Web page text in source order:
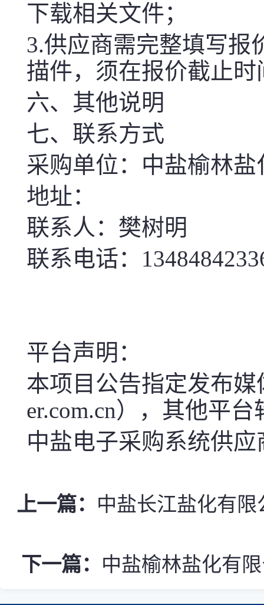
下载相关文件；
3.供应商需完整填写报
描件，须在报价截止
六、其他说明
七、联系方式
采购单位：中盐榆林
地址：
联系人：樊树明
联系电话：
平台声明：
本项目公告指定发布媒
er.com.cn），其他平
中盐电子采购系统供应
上一篇： 中盐长江盐化有
下一篇： 中盐榆林盐化有